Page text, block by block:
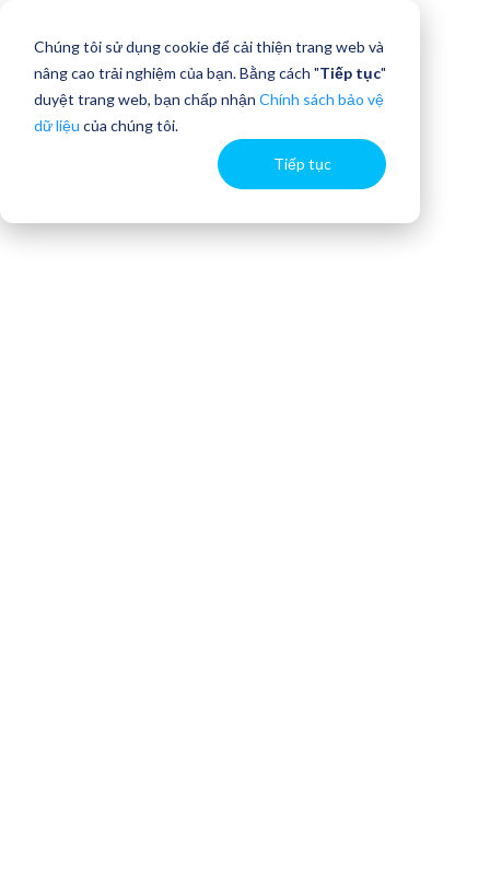
Chúng tôi sử dụng cookie để cải thiện trang web và
nâng cao trải nghiệm của bạn. Bằng cách "Tiếp tục"
duyệt trang web, bạn chấp nhận Chính sách bảo vệ
dữ liệu của chúng tôi.
Tiếp tục